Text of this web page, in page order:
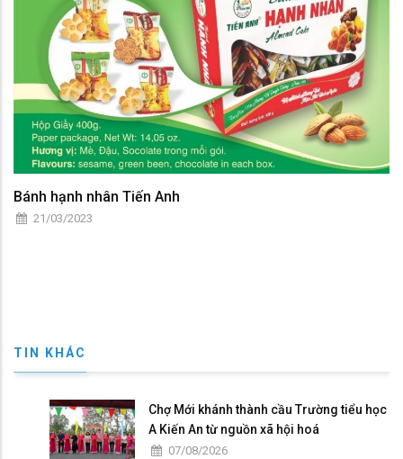
Bánh hạnh nhân Tiến Anh
21/03/2023
TIN KHÁC
Chợ Mới khánh thành cầu Trường tiểu học
A Kiến An từ nguồn xã hội hoá
07/08/2026